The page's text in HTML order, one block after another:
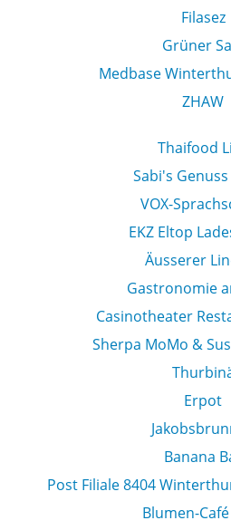
Filasez
Grüner
Medbase
ZHAW
Thaifood
Sabi's
VOX-
EKZ Eltop
Äusserer
Gastronomie
Casinotheater
Sherpa MoMo &
Erpot
Banana
Post Filiale 8404
Blumen-